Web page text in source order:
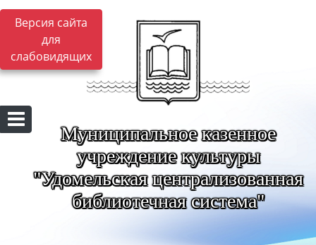
Версия сайта
для
слабовидящих
Муниципальное казенное
учреждение культуры
"Удомельская централизованная
библиотечная система"